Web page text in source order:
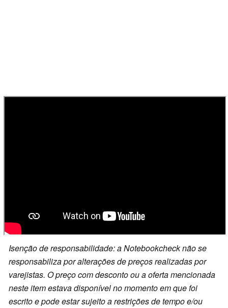
Isenção de responsabilidade: a Notebookcheck não se
responsabiliza por alterações de preços realizadas por
varejistas. O preço com desconto ou a oferta mencionada
neste item estava disponível no momento em que foi
escrito e pode estar sujeito a restrições de tempo e/ou